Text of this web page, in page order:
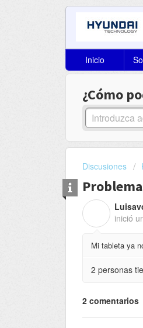
Inicio
¿Cómo
Discusiones
inició
Mi tableta ya
2 personas
2 comentarios